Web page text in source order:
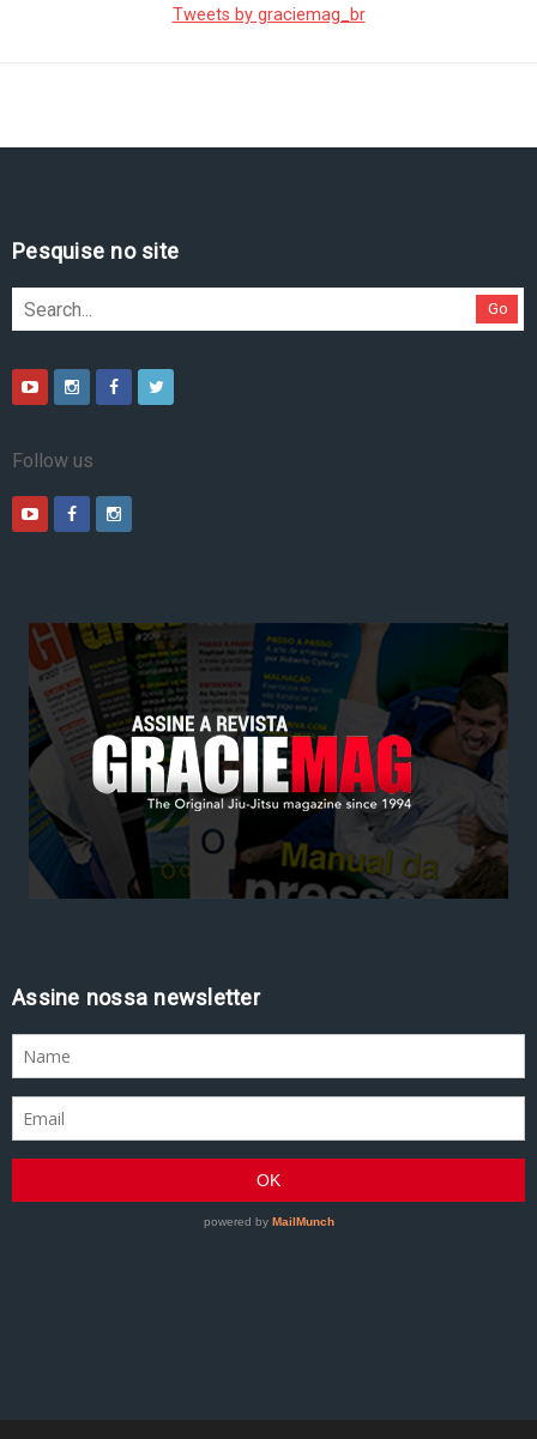
Tweets by graciemag_br
Pesquise no site
Go
Follow us
Assine nossa newsletter